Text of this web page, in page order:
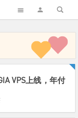
VPS上线，年付